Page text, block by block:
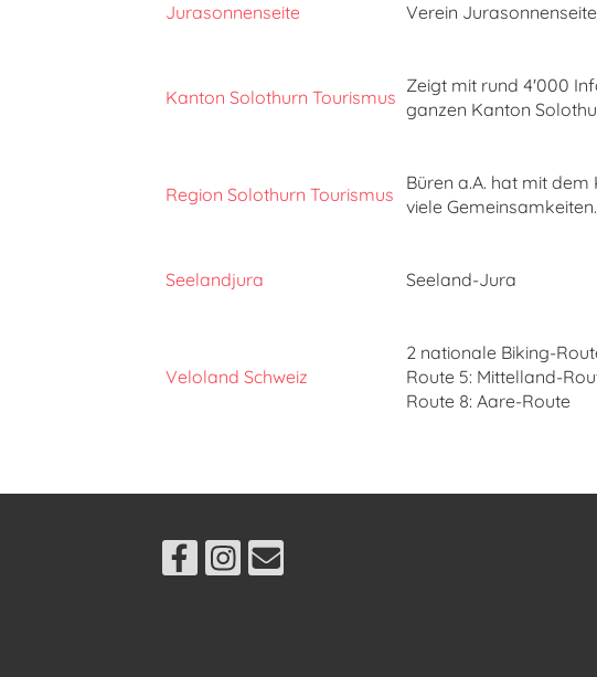
Jurasonnenseite Verein Jurasonnenseite
Kanton Solothurn Tourismus
Zeigt mit rund 4'000
ganzen Kanton
Region Solothurn Tourismus
Büren a.A. hat mit
viele Gemeinsamkeiten.
Seelandjura Seeland-Jura
Veloland Schweiz
2 nationale Biking-
Route 5: Mittelland-
Route 8: Aare-Route